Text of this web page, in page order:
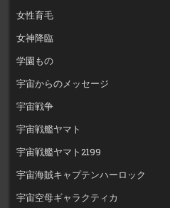
女性育毛
女神降臨
学園もの
宇宙からのメッセージ
宇宙戦争
宇宙戦艦ヤマト
宇宙戦艦ヤマト2199
宇宙海賊キャプテンハーロック
宇宙空母ギャラクティカ